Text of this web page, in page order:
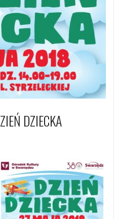
DZIECKA